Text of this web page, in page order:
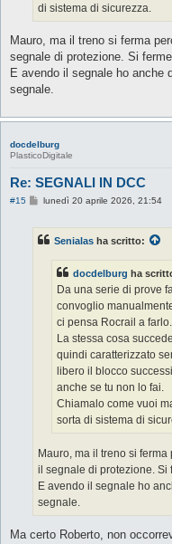
di sistema di sicurezza.
Mauro, ma il treno si ferma
segnale di protezione. Si
E avendo il segnale ho anche
segnale.
docdelburg
PlasticoDigitale
Re: SEGNALI IN DCC
#15
M
a
lunedì 20 aprile 2026, 21:54
Senialas ha scritto:
docdelburg ha
Da una serie di prove
convoglio
ci pensa Rocrail a farlo.
La stessa cosa
quindi caratterizzato
libero il blocco
anche se tu non lo fai.
Chiamalo come vuoi
sorta di sistema di
Mauro, ma il treno si
il segnale di protezione. Si
E avendo il segnale ho
segnale.
Ma certo Roberto, non